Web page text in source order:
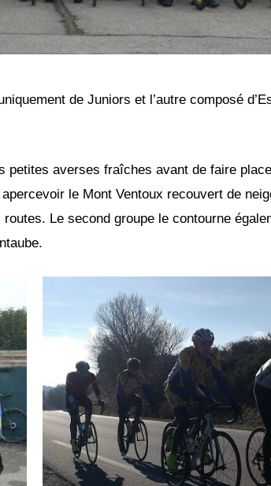
de Juniors et l’autre composé
petites averses fraîches avant de faire
le Mont Ventoux recouvert de
Le second groupe le contourne